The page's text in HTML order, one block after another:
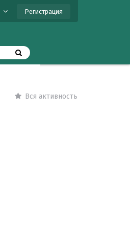
Регистрация
Вся активность